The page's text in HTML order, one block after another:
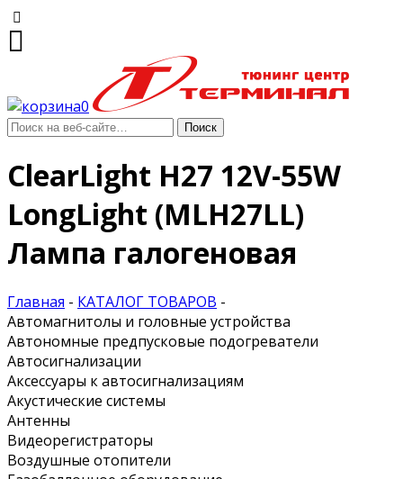
0
ClearLight H27 12V-55W
LongLight (MLH27LL)
Лампа галогеновая
Главная - КАТАЛОГ ТОВАРОВ -
Автомагнитолы и головные устройства
Автономные предпусковые подогреватели
Автосигнализации
Аксессуары к автосигнализациям
Акустические системы
Антенны
Видеорегистраторы
Воздушные отопители